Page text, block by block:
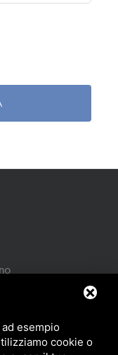
esempio
cookie o